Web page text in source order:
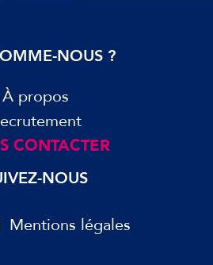
NOUS ?
À propos
CONTACTER
NOUS
Mentions légales